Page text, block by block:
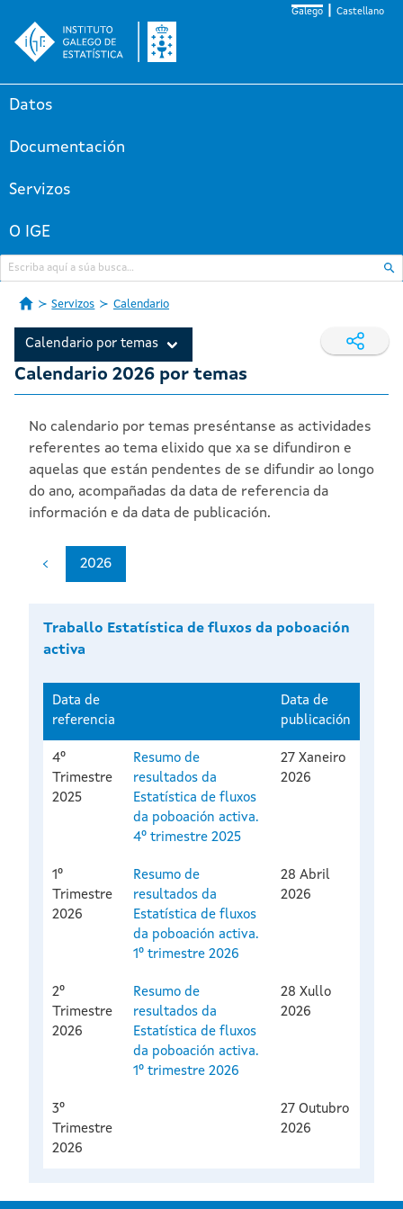
Galego Castellano
Datos
Documentación
Servizos
O IGE
Servizos Calendario
Calendario por temas
Calendario 2026 por temas
No calendario por temas preséntanse as actividades
referentes ao tema elixido que xa se difundiron e
aquelas que están pendentes de se difundir ao longo
do ano, acompañadas da data de referencia da
información e da data de publicación.
2026
Traballo Estatística de fluxos da poboación
activa
Data de
referencia
Data de
publicación
4º
Trimestre
2025
Resumo de
resultados da
Estatística de fluxos
da poboación activa.
4º trimestre 2025
27 Xaneiro
2026
1º
Trimestre
2026
Resumo de
resultados da
Estatística de fluxos
da poboación activa.
1º trimestre 2026
28 Abril
2026
2º
Trimestre
2026
Resumo de
resultados da
Estatística de fluxos
da poboación activa.
1º trimestre 2026
28 Xullo
2026
3º
Trimestre
2026
27 Outubro
2026